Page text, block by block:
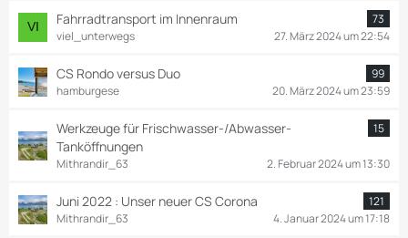
Fahrradtransport im Innenraum
73
viel_unterwegs
27. März 2024 um 22:54
CS Rondo versus Duo
99
hamburgese
20. März 2024 um 23:59
Werkzeuge für Frischwasser-/Abwasser-
Tanköffnungen
15
Mithrandir_63 2. Februar 2024 um 13:30
Juni 2022 : Unser neuer CS Corona
121
Mithrandir_63
4. Januar 2024 um 17:18